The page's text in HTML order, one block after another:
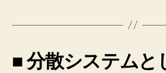
■ 分散システムと